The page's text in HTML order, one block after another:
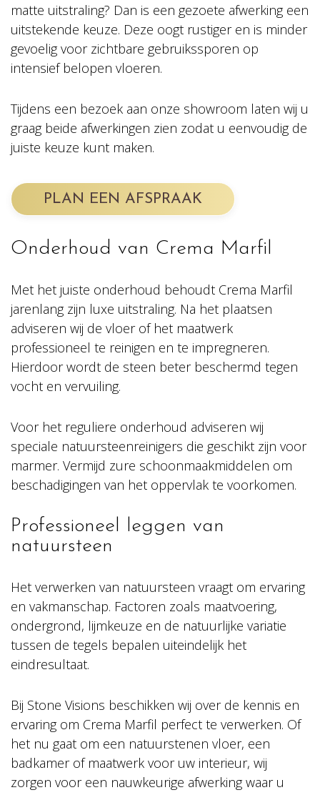
matte uitstraling? Dan is een gezoete afwerking een
uitstekende keuze. Deze oogt rustiger en is minder
gevoelig voor zichtbare gebruikssporen op
intensief belopen vloeren.
Tijdens een bezoek aan onze showroom laten wij u
graag beide afwerkingen zien zodat u eenvoudig de
juiste keuze kunt maken.
PLAN EEN AFSPRAAK
Onderhoud van Crema Marfil
Met het juiste onderhoud behoudt Crema Marfil
jarenlang zijn luxe uitstraling. Na het plaatsen
adviseren wij de vloer of het maatwerk
professioneel te reinigen en te impregneren.
Hierdoor wordt de steen beter beschermd tegen
vocht en vervuiling.
Voor het reguliere onderhoud adviseren wij
speciale natuursteenreinigers die geschikt zijn voor
marmer. Vermijd zure schoonmaakmiddelen om
beschadigingen van het oppervlak te voorkomen.
Professioneel leggen van
natuursteen
Het verwerken van natuursteen vraagt om ervaring
en vakmanschap. Factoren zoals maatvoering,
ondergrond, lijmkeuze en de natuurlijke variatie
tussen de tegels bepalen uiteindelijk het
eindresultaat.
Bij Stone Visions beschikken wij over de kennis en
ervaring om Crema Marfil perfect te verwerken. Of
het nu gaat om een natuurstenen vloer, een
badkamer of maatwerk voor uw interieur, wij
zorgen voor een nauwkeurige afwerking waar u